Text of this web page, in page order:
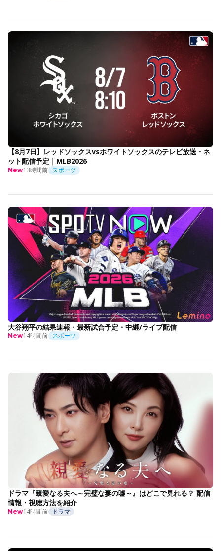
【8月7日】レッドソックスvsホワイトソックスのテレビ放送・ネ
ット配信予定｜MLB2026
New13時間前 スポーツ
大谷翔平の結果速報・最新試合予定・中継/ライブ配信
New14時間前 スポーツ
ドラマ『親愛なる夫へ～完璧な妻の嘘～』はどこで見れる？ 配信
情報・視聴方法を紹介
New14時間前 ドラマ